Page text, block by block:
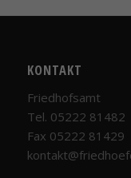
KONTAKT
Friedhofsamt
Tel. 05222 81482
Fax 05222 81429